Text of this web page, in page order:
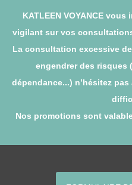
KATLEEN VOYANCE
vigilant sur vos
La consultation excessive
engendrer des risques
dépendance...) n’hésitez
Nos promotions sont